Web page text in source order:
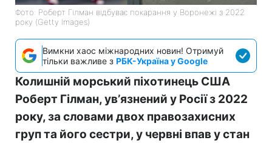
Фото: Роберт Гілман відбуває покарання у Воронежі з 2022
року (Getty Images)
Вимкни хаос міжнародних новин! Отримуй
тільки важливе з РБК-Україна у Google
Колишній морський піхотинець США
Роберт Гілман, увʼязнений у Росії з 2022
року, за словами двох правозахисних
груп та його сестри, у червні впав у стан